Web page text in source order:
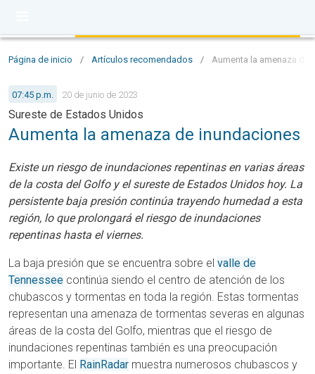
Página de inicio / Artículos recomendados / Aumenta la amenaza de
07:45 p.m. 20 de junio de 2023
Sureste de Estados Unidos
Aumenta la amenaza de inundaciones
Existe un riesgo de inundaciones repentinas en varias áreas
de la costa del Golfo y el sureste de Estados Unidos hoy. La
persistente baja presión continúa trayendo humedad a esta
región, lo que prolongará el riesgo de inundaciones
repentinas hasta el viernes.
La baja presión que se encuentra sobre el valle de
Tennessee continúa siendo el centro de atención de los
chubascos y tormentas en toda la región. Estas tormentas
representan una amenaza de tormentas severas en algunas
áreas de la costa del Golfo, mientras que el riesgo de
inundaciones repentinas también es una preocupación
importante. El RainRadar muestra numerosos chubascos y